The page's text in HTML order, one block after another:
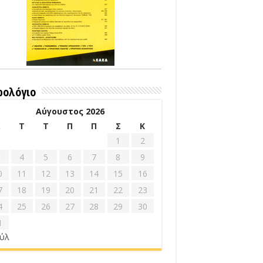
Αύγουστος 2026
Τ Τ Π Π Σ
Κ
1
2
4 5 6 7 8
9
11 12 13 14 15
16
18 19 20 21 22
23
25 26 27 28 29
30